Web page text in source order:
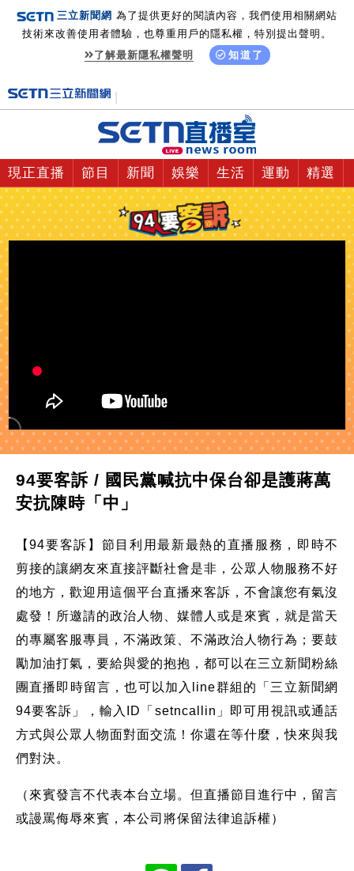
三立新聞網 為了提供更好的閱讀內容，我們使用相關網站
技術來改善使用者體驗，也尊重用戶的隱私權，特別提出聲明。
了解最新隱私權聲明
知道了
現正直播 節目 新聞 娛樂 生活 運動 精選
94要客訴 / 國民黨喊抗中保台卻是護蔣萬
安抗陳時「中」
【94要客訴】節目利用最新最熱的直播服務，即時不
剪接的讓網友來直接評斷社會是非，公眾人物服務不好
的地方，歡迎用這個平台直播來客訴，不會讓您有氣沒
處發！所邀請的政治人物、媒體人或是來賓，就是當天
的專屬客服專員，不滿政策、不滿政治人物行為；要鼓
勵加油打氣，要給與愛的抱抱，都可以在三立新聞粉絲
團直播即時留言，也可以加入line群組的「三立新聞網
94要客訴」，輸入ID「setncallin」即可用視訊或通話
方式與公眾人物面對面交流！你還在等什麼，快來與我
們對決。
（來賓發言不代表本台立場。但直播節目進行中，留言
或謾罵侮辱來賓，本公司將保留法律追訴權）